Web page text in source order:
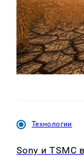
Технологии
Sony и TSMC